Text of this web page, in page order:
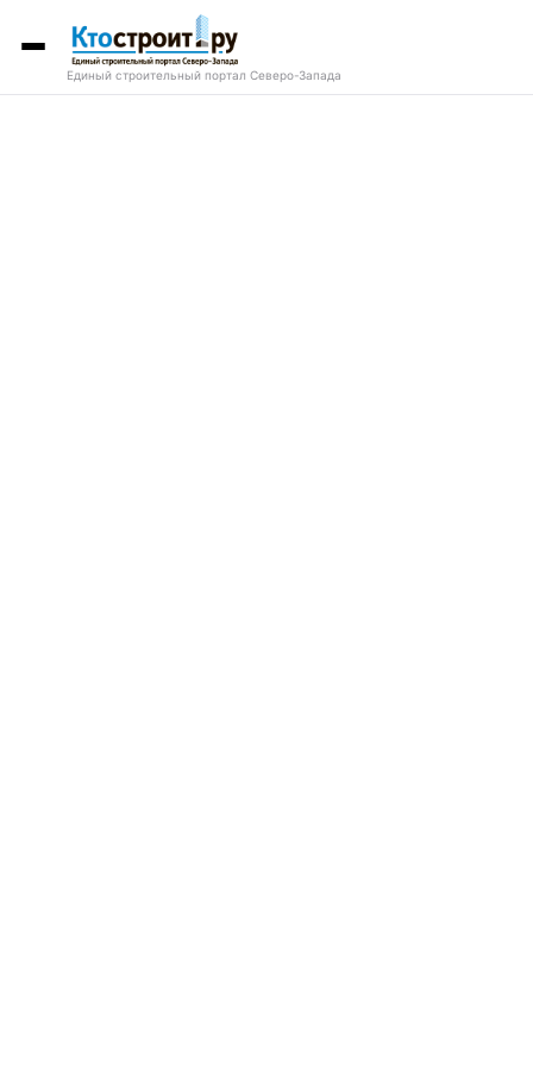
Единый строительный портал Северо-Запада